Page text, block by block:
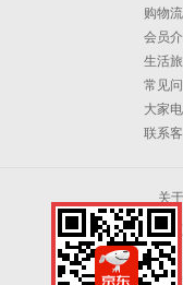
购物
会员
生活
常见
大家电
联系
关
京
Copyright ©